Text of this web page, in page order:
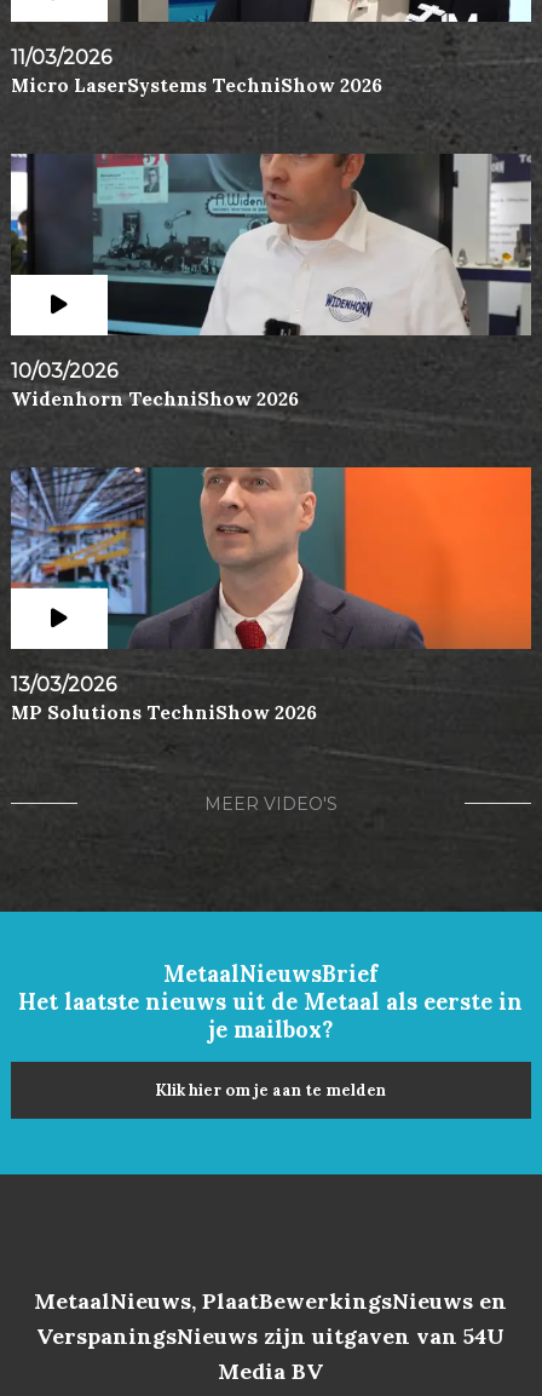
11/03/2026
Micro LaserSystems TechniShow 2026
10/03/2026
Widenhorn TechniShow 2026
13/03/2026
MP Solutions TechniShow 2026
MEER VIDEO'S
MetaalNieuwsBrief
Het laatste nieuws uit de Metaal als eerste in
je mailbox?
Klik hier om je aan te melden
MetaalNieuws, PlaatBewerkingsNieuws en
VerspaningsNieuws zijn uitgaven van 54U
Media BV